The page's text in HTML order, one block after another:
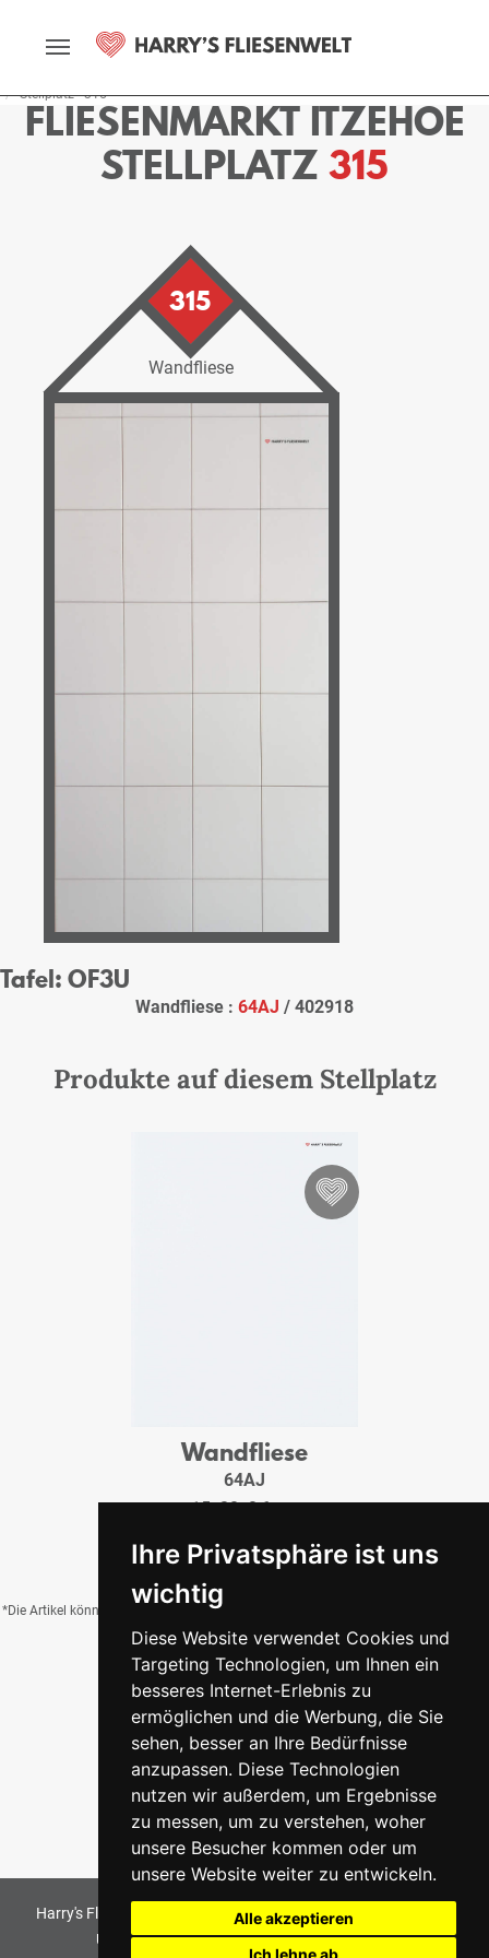
Ihre Privatsphäre ist uns
wichtig
Diese Website verwendet Cookies und
Targeting Technologien, um Ihnen ein
besseres Internet-Erlebnis zu
ermöglichen und die Werbung, die Sie
sehen, besser an Ihre Bedürfnisse
anzupassen. Diese Technologien
nutzen wir außerdem, um Ergebnisse
zu messen, um zu verstehen, woher
unsere Besucher kommen oder um
unsere Website weiter zu entwickeln.
Alle akzeptieren
Ich lehne ab
Stellplatz - 315
FLIESENMARKT ITZEHOE
STELLPLATZ 315
315
Wandfliese
Tafel: OF3U
Wandfliese : 64AJ / 402918
Produkte auf diesem Stellplatz
Wandfliese
64AJ
15x20x0,6 cm
*Die Artikel können durch Belichtung, Charge, Brand, Formate und weitere Einflüsse
von der Abbildung abweichen.
Harry's Fliesenmarkt GmbH & Co KG2026. All Rights Reserved
Umsetzung und Bereitstellung durchw3e.de